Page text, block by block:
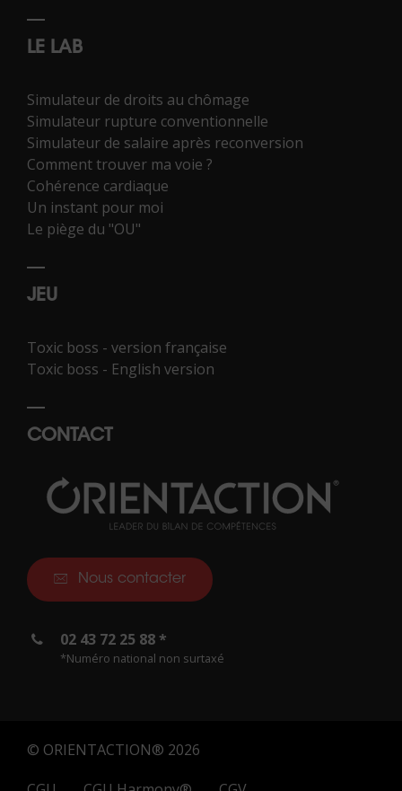
LE LAB
Simulateur de droits au chômage
Simulateur rupture conventionnelle
Simulateur de salaire après reconversion
Comment trouver ma voie ?
Cohérence cardiaque
Un instant pour moi
Le piège du "OU"
JEU
Toxic boss - version française
Toxic boss - English version
CONTACT
Nous contacter
02 43 72 25 88 *
*Numéro national non surtaxé
© ORIENTACTION® 2026